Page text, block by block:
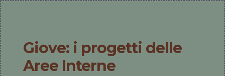
Giove: i progetti delle
Aree Interne